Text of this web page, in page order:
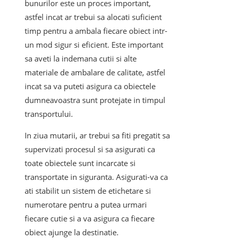
bunurilor este un proces important,
astfel incat ar trebui sa alocati suficient
timp pentru a ambala fiecare obiect intr-
un mod sigur si eficient. Este important
sa aveti la indemana cutii si alte
materiale de ambalare de calitate, astfel
incat sa va puteti asigura ca obiectele
dumneavoastra sunt protejate in timpul
transportului.
In ziua mutarii, ar trebui sa fiti pregatit sa
supervizati procesul si sa asigurati ca
toate obiectele sunt incarcate si
transportate in siguranta. Asigurati-va ca
ati stabilit un sistem de etichetare si
numerotare pentru a putea urmari
fiecare cutie si a va asigura ca fiecare
obiect ajunge la destinatie.